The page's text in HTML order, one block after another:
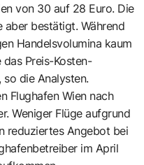
von 30 auf 28 Euro. Die
bestätigt. Während
Handelsvolumina kaum
Preis-Kosten-
so die Analysten.
Flughafen Wien nach
Weniger Flüge aufgrund
reduziertes Angebot bei
im April